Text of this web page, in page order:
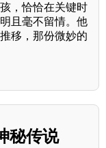
，恰恰在关键时
且毫不留情。他
移，那份微妙的
秘传说